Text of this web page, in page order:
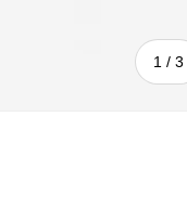
1 /z
3